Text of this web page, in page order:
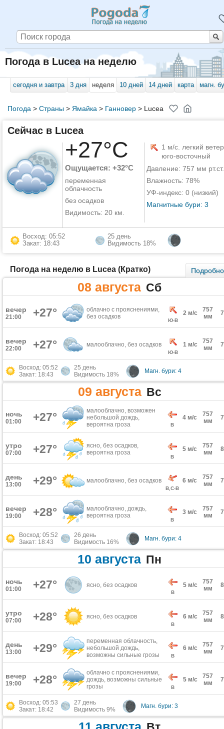
Погода в Lucea на неделю
сегодня и завтра 3 дня неделя 10 дней 14 дней карта магн.
Погода > Страны> Ямайка > Ганновер> Lucea
Сейчас в Lucea
+27°C
Ощущается: +32°C
переменная
облачность
без осадков
Видимость: 20 км.
1 м/с. легкий
юго-восточный
Давление: 757 мм рт.ст.
Влажность: 78%
УФ-индекс: 0 (низкий)
Магнитные бури: 3
Восход: 05:52
Закат: 18:43
25 день
Видимость 18%
Погода на неделю в Lucea (Кратко) Подробно
08 августа Сб
вечер
21:00 +27°
облачно с прояснениями,
без осадков
Ю-В
2 м/с
757
мм
вечер
22:00 +27° малооблачно, без осадков
Ю-В
1 м/с
757
мм
Восход: 05:52
Закат: 18:43
25 день
Видимость 18%
Магн. бури: 4
09 августа Вс
ночь
01:00 +27°
малооблачно, возможен
небольшой дождь,
вероятна гроза
В
4 м/с
757
мм
утро
07:00 +27°
ясно, без осадков,
вероятна гроза
В
5 м/с
757
мм
день
13:00 +29° малооблачно, без осадков
В,С-В
6 м/с
757
мм
вечер
19:00 +28°
малооблачно, дождь,
вероятна гроза
В
3 м/с
757
мм
Восход: 05:52
Закат: 18:43
26 день
Видимость 16%
Магн. бури: 4
10 августа Пн
ночь
01:00 +27° ясно, без осадков
В
5 м/с
757
мм
утро
07:00 +28° ясно, без осадков
В
6 м/с
757
мм
день
13:00 +29°
переменная облачность,
небольшой дождь,
возможны сильные грозы
В
6 м/с
757
мм
вечер
19:00 +28°
облачно с прояснениями,
дождь, возможны сильные
грозы
В
5 м/с
757
мм
Восход: 05:53
Закат: 18:42
27 день
Видимость 9%
Магн. бури: 3